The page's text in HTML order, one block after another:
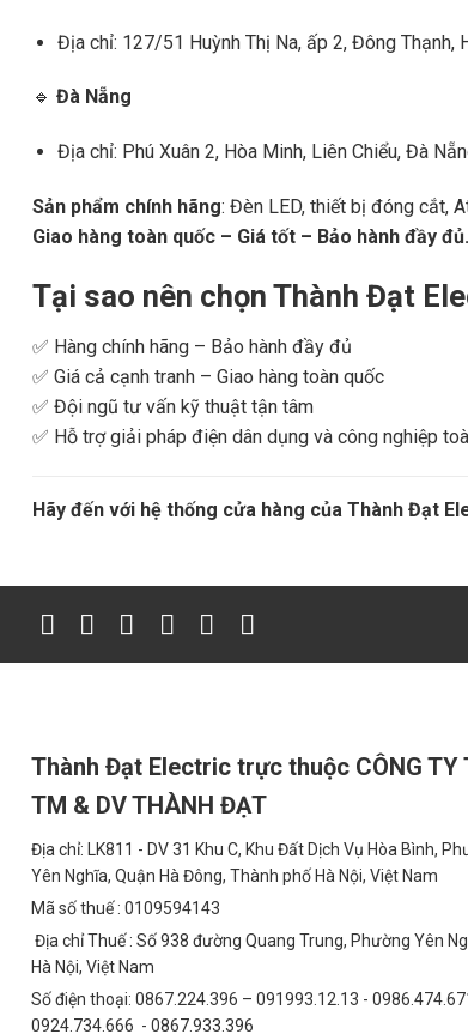
Địa chỉ: 127/51 Huỳnh Thị Na, ấp 2, Đông Thạnh,
🔹 Đà Nẵng
Địa chỉ: Phú Xuân 2, Hòa Minh, Liên Chiểu, Đà
Sản phẩm chính hãng: Đèn LED, thiết bị đóng cắt,
Giao hàng toàn quốc – Giá tốt – Bảo hành đầy đủ.
Tại sao nên chọn Thành Đạt
✅ Hàng chính hãng – Bảo hành đầy đủ
✅ Giá cả cạnh tranh – Giao hàng toàn quốc
✅ Đội ngũ tư vấn kỹ thuật tận tâm
✅ Hỗ trợ giải pháp điện dân dụng và công nghiệp
Hãy đến với hệ thống cửa hàng của Thành Đạt
Thành Đạt Electric trực thuộc CÔNG TY
TM & DV THÀNH ĐẠT
Địa chỉ: LK811 - DV 31 Khu C, Khu Đất Dịch Vụ Hòa Bình,
Yên Nghĩa, Quận Hà Đông, Thành phố Hà Nội, Việt Nam
Mã số thuế : 0109594143
Địa chỉ Thuế : Số 938 đường Quang Trung, Phường Yên
Hà Nội, Việt Nam
Số điện thoại: 0867.224.396 – 091993.12.13 -
0924.734.666 - 0867.933.396